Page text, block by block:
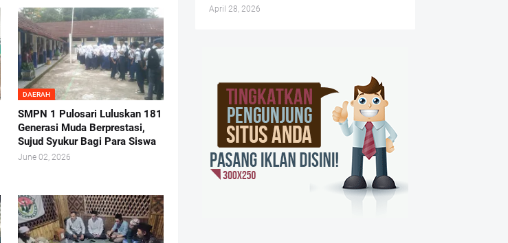
DAERAH
SMPN 1 Pulosari Luluskan 181
Generasi Muda Berprestasi,
Sujud Syukur Bagi Para Siswa
June 02, 2026
April 28, 2026